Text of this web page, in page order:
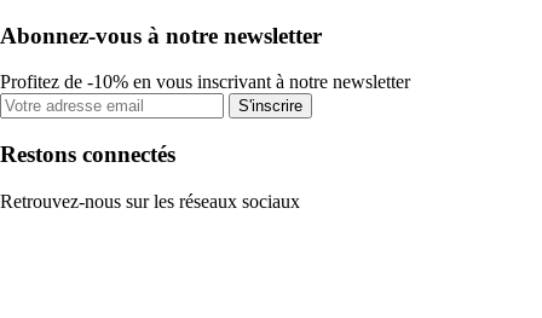
Abonnez-vous à notre newsletter
Profitez de -10% en vous inscrivant à notre newsletter
S'inscrire
Restons connectés
Retrouvez-nous sur les réseaux sociaux